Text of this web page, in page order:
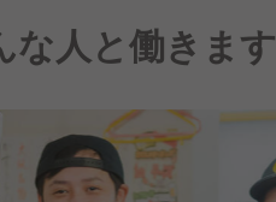
な人と働きます